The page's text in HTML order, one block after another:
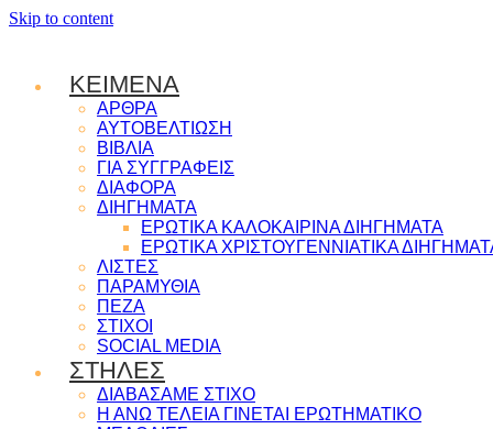
Skip to content
ΚΕΙΜΕΝΑ
ΑΡΘΡΑ
ΑΥΤΟΒΕΛΤΙΩΣΗ
ΒΙΒΛΙΑ
ΓΙΑ ΣΥΓΓΡΑΦΕΙΣ
ΔΙΑΦΟΡΑ
ΔΙΗΓΗΜΑΤΑ
ΕΡΩΤΙΚΑ ΚΑΛΟΚΑΙΡΙΝΑ ΔΙΗΓΗΜΑΤΑ
ΕΡΩΤΙΚΑ ΧΡΙΣΤΟΥΓΕΝΝΙΑΤΙΚΑ
ΛΙΣΤΕΣ
ΠΑΡΑΜΥΘΙΑ
ΠΕΖΑ
ΣΤΙΧΟΙ
SOCIAL MEDIA
ΣΤΗΛΕΣ
ΔΙΑΒΑΣΑΜΕ ΣΤΙΧΟ
Η ΑΝΩ ΤΕΛΕΙΑ ΓΙΝΕΤΑΙ ΕΡΩΤΗΜΑΤΙΚΟ